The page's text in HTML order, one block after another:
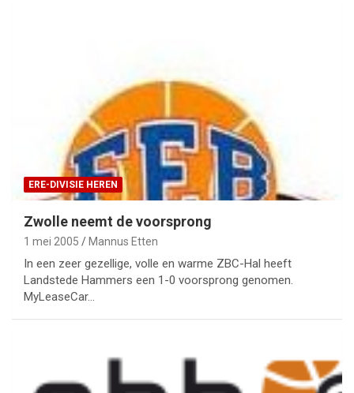
ERE-DIVISIE HEREN
Zwolle neemt de voorsprong
1 mei 2005 Mannus Etten
In een zeer gezellige, volle en warme ZBC-Hal heeft
Landstede Hammers een 1-0 voorsprong genomen.
MyLeaseCar…